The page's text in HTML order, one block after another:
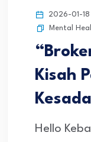
2026-01-18
Mental
Kisah
Hello